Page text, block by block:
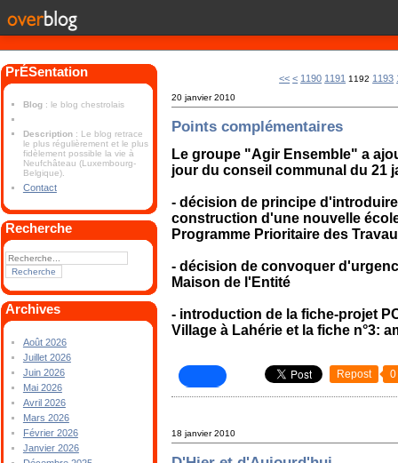
PrÉSentation
Blog : le blog chestrolais
Description : Le blog retrace
le plus régulièrement et le plus
fidèlement possible la vie à
Neufchâteau (Luxembourg-
Belgique).
Contact
Recherche
Archives
Août 2026
Juillet 2026
Juin 2026
Mai 2026
Avril 2026
Mars 2026
Février 2026
Janvier 2026
<< < 1100
1110
1120
1130
1140
1150
1160
1170
1180
1190 1191 1192 1193
20 janvier 2010
Points complémentaires
Le groupe "Agir Ensemble" a
jour du conseil communal du 21
- décision de principe
construction d'une nouvelle
Programme Prioritaire des
- décision de convoquer
Maison de l'Entité
- introduction de la fiche-projet
Village à Lahérie et la fiche n°3:
Repost 0
18 janvier 2010